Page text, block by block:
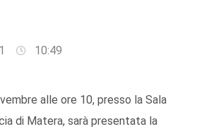
10:49
alle ore 10, presso la Sala
di Matera, sarà presentata la